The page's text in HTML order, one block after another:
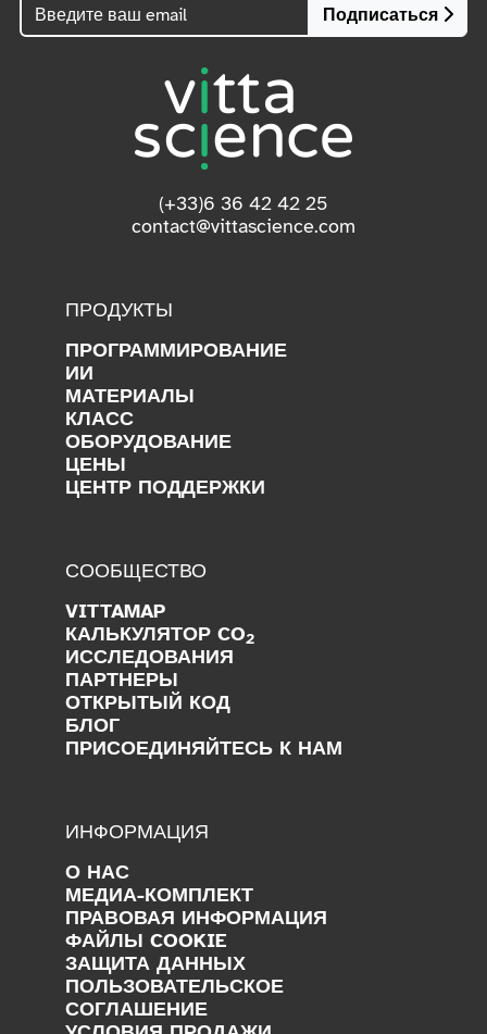
Подписаться
(+33)6 36 42 42 25
contact@vittascience.com
ПРОДУКТЫ
ПРОГРАММИРОВАНИЕ
ИИ
МАТЕРИАЛЫ
КЛАСС
ОБОРУДОВАНИЕ
ЦЕНЫ
ЦЕНТР ПОДДЕРЖКИ
СООБЩЕСТВО
VITTAMAP
КАЛЬКУЛЯТОР CO2
ИССЛЕДОВАНИЯ
ПАРТНЕРЫ
ОТКРЫТЫЙ КОД
БЛОГ
ПРИСОЕДИНЯЙТЕСЬ К НАМ
ИНФОРМАЦИЯ
О НАС
МЕДИА-КОМПЛЕКТ
ПРАВОВАЯ ИНФОРМАЦИЯ
ФАЙЛЫ COOKIE
ЗАЩИТА ДАННЫХ
ПОЛЬЗОВАТЕЛЬСКОЕ
СОГЛАШЕНИЕ